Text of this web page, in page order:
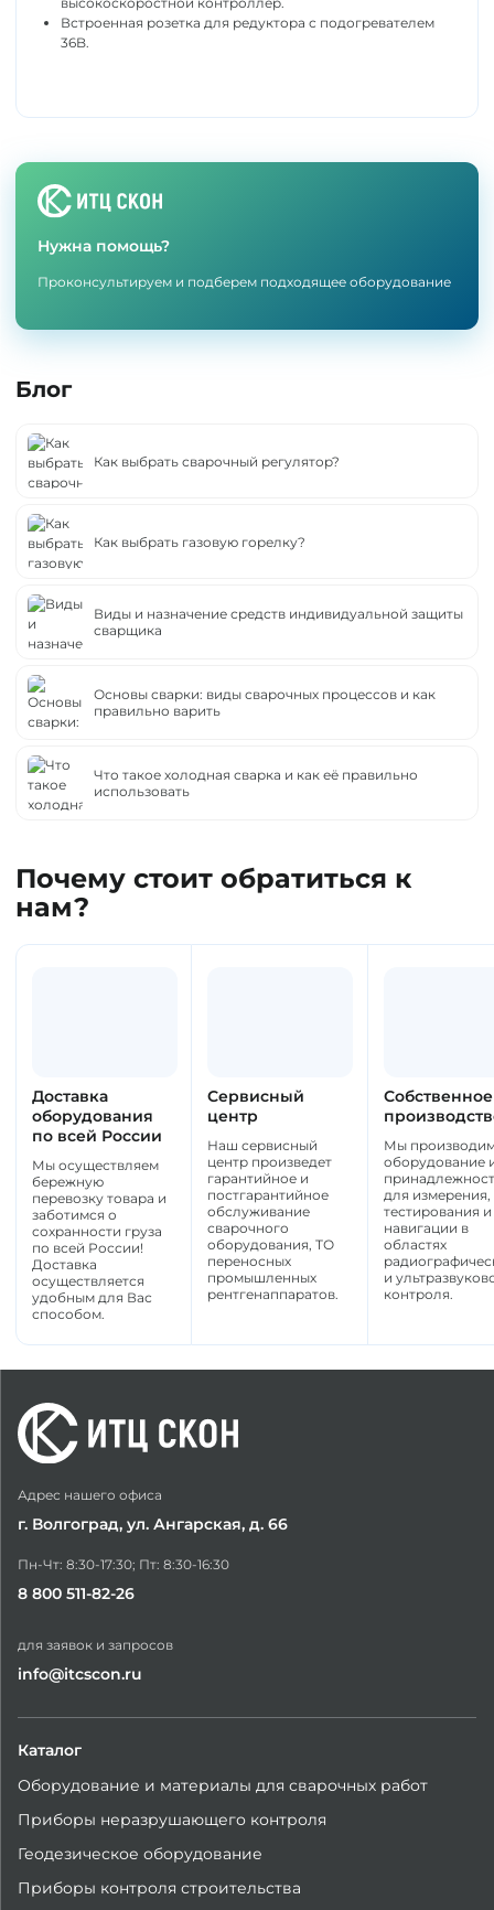
Встроенная розетка для редуктора с подогревателем
36B.
Блог
Как выбрать сварочный регулятор?
Как выбрать газовую горелку?
Виды и назначение средств индивидуальной защиты
сварщика
Основы сварки: виды сварочных процессов и как
правильно варить
Что такое холодная сварка и как её правильно
использовать
Нужна помощь?
Проконсультируем и подберем подходящее оборудование
Почему стоит обратиться к
нам?
Доставка
оборудования
по всей России
Мы осуществляем
бережную
перевозку товара и
заботимся о
сохранности груза
по всей России!
Доставка
осуществляется
удобным для Вас
способом.
Сервисный
центр
Наш сервисный
центр произведет
гарантийное и
постгарантийное
обслуживание
сварочного
оборудования, ТО
переносных
промышленных
рентгенаппаратов.
Собственное
Мы
оборудование
для измерения,
тестирования и
навигации в
областях
и
контроля.
Адрес нашего офиса
г. Волгоград, ул. Ангарская, д. 66
Пн-Чт: 8:30-17:30; Пт: 8:30-16:30
8 800 511-82-26
для заявок и запросов
info@itcscon.ru
Каталог
Оборудование и материалы для сварочных работ
Приборы неразрушающего контроля
Геодезическое оборудование
Приборы контроля строительства